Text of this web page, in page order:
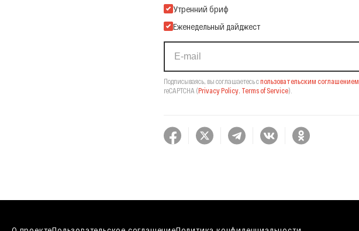
Подпишитесь на нашу Email-рассылку
Утренний бриф
Еженедельный дайджест
Подписываясь, вы соглашаетесь спользовательским соглашением
reCAPTCHA (Privacy Policy, Terms of Service).